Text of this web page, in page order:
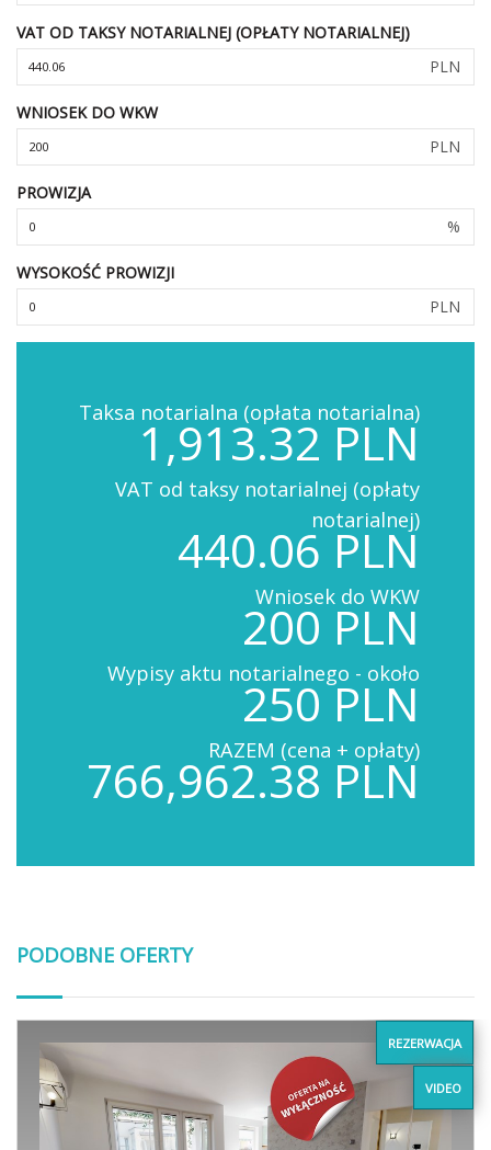
VAT OD TAKSY NOTARIALNEJ (OPŁATY NOTARIALNEJ)
PLN
WNIOSEK DO WKW
PLN
PROWIZJA
%
WYSOKOŚĆ PROWIZJI
PLN
Taksa notarialna (opłata notarialna)
1,913.32 PLN
VAT od taksy notarialnej (opłaty
notarialnej)
440.06 PLN
Wniosek do WKW
200 PLN
Wypisy aktu notarialnego - około
250 PLN
RAZEM (cena + opłaty)
766,962.38 PLN
PODOBNE OFERTY
REZERWACJA
VIDEO